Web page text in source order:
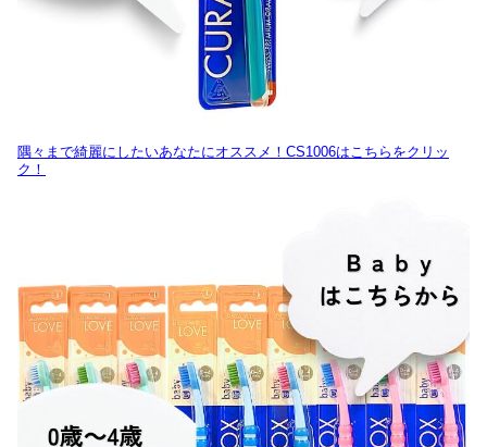
隅々まで綺麗にしたいあなたにオススメ！CS1006はこちらをクリッ
ク！